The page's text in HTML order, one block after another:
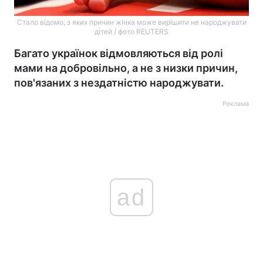
Стало відомо, з яких причин жінка може вирішити не народжувати
дітей / фото REUTERS
Багато українок відмовляються від ролі
мами на добровільно, а не з низки причин,
пов'язаних з нездатністю народжувати.
Реклама
ad